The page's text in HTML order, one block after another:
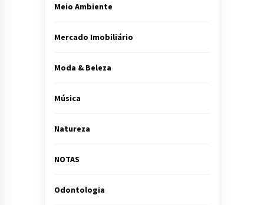
Meio Ambiente
Mercado Imobiliário
Moda & Beleza
Música
Natureza
NOTAS
Odontologia